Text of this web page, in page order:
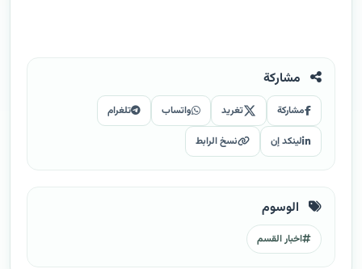
مشاركة
مشاركة تغريد واتساب تلغرام
لينكد إن نسخ الرابط
الوسوم
اخبار القسم